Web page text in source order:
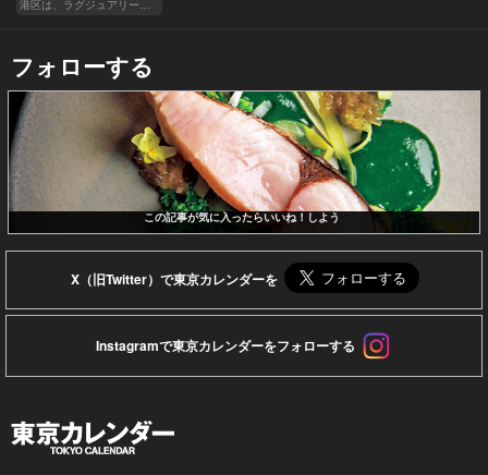
フォローする
この記事が気に入ったらいいね！しよう
X（旧Twitter）で東京カレンダーを
Instagramで東京カレンダーをフォローする